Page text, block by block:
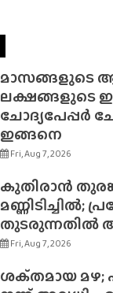
മാസങ്ങളുടെ
ലക്ഷങ്ങളുടെ
ചോദ്യപേപ്പർ
ഇങ്ങനെ
Fri, Aug 7, 2026
കുതിരാൻ
മണ്ണിടിച്ചിൽ;
തുടരുന്നതിൽ
Fri, Aug 7, 2026
ശക്‌തമായ മഴ;